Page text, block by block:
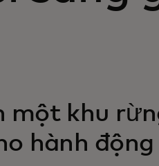
một khu
hành động